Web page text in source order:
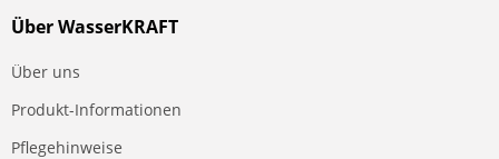
Über WasserKRAFT
Über uns
Produkt-Informationen
Pflegehinweise